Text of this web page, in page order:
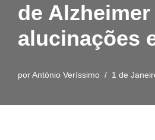
de
alucinações
por António Veríssimo 1 de